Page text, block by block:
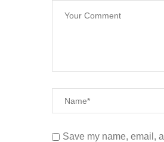
Save my name, email,